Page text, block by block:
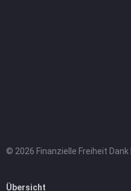
© 2026 Finanzielle Freiheit
Übersicht